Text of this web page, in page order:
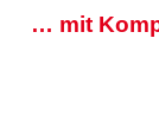
… mit